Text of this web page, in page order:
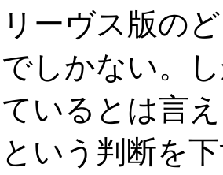
ーヴス版の
しかない。
いるとは言
いう判断を